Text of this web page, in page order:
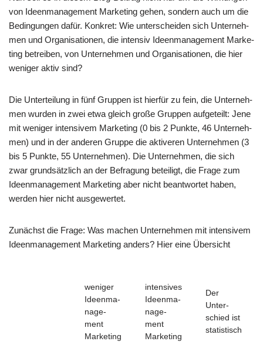
von Ideen­ma­nage­ment Mar­ke­ting gehen, son­dern auch um die
Bedin­gun­gen dafür. Kon­kret: Wie unter­schei­den sich Unter­neh­
men und Orga­ni­sa­tio­nen, die inten­siv Ideen­ma­nage­ment Mar­ke­
ting betrei­ben, von Unter­neh­men und Orga­ni­sa­tio­nen, die hier
weni­ger aktiv sind?
Die Unter­tei­lung in fünf Grup­pen ist hier­für zu fein, die Unter­neh­
men wur­den in zwei etwa gleich gro­ße Grup­pen auf­ge­teilt: Jene
mit weni­ger inten­si­vem Mar­ke­ting (0 bis 2 Punk­te, 46 Unter­neh­
men) und in der ande­ren Grup­pe die akti­ve­ren Unter­neh­men (3
bis 5 Punk­te, 55 Unter­neh­men). Die Unter­neh­men, die sich
zwar grund­sätz­lich an der Befra­gung betei­ligt, die Fra­ge zum
Ideen­ma­nage­ment Mar­ke­ting aber nicht beant­wor­tet haben,
wer­den hier nicht ausgewertet.
Zunächst die Fra­ge: Was machen Unter­neh­men mit inten­si­vem
Ideen­ma­nage­ment Mar­ke­ting anders? Hier eine Übersicht
weni­ger
Ideen­ma­
nage­
ment
Marketing
inten­si­ves
Ideen­ma­
nage­
ment
Marketing
Der
Unter­
schied ist
statistisch